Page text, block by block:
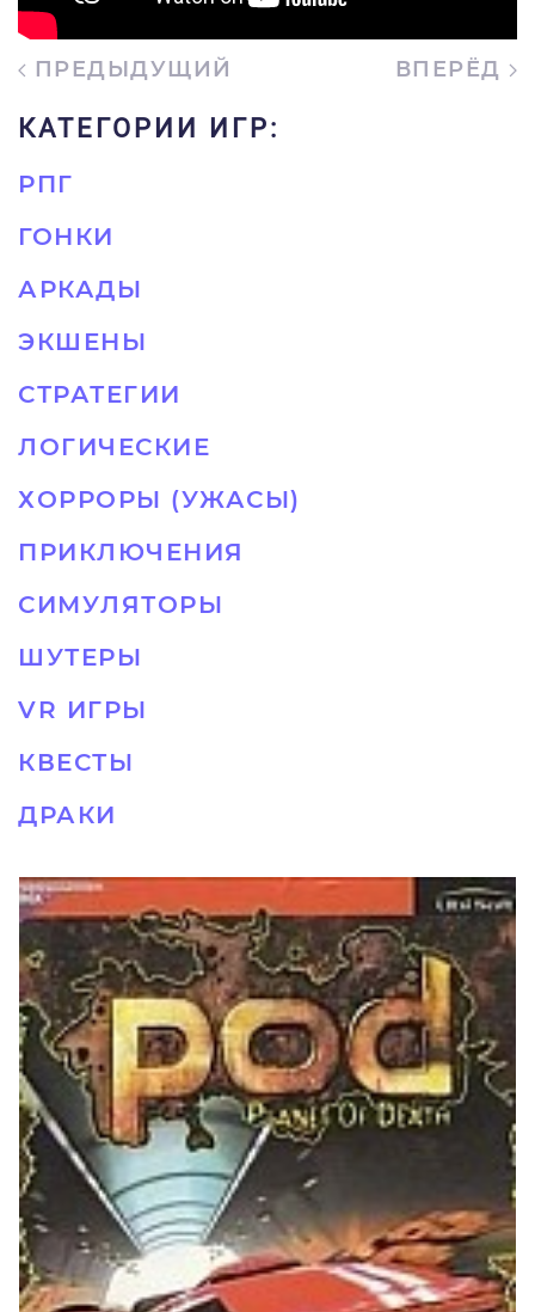
ПРЕДЫДУЩИЙ ВПЕРЁД
КАТЕГОРИИ ИГР:
РПГ
ГОНКИ
АРКАДЫ
ЭКШЕНЫ
СТРАТЕГИИ
ЛОГИЧЕСКИЕ
ХОРРОРЫ (УЖАСЫ)
ПРИКЛЮЧЕНИЯ
СИМУЛЯТОРЫ
ШУТЕРЫ
VR ИГРЫ
КВЕСТЫ
ДРАКИ